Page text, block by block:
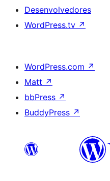
Desenvolvedores
WordPress.tv ↗
WordPress.com ↗
Matt ↗
bbPress ↗
BuddyPress ↗